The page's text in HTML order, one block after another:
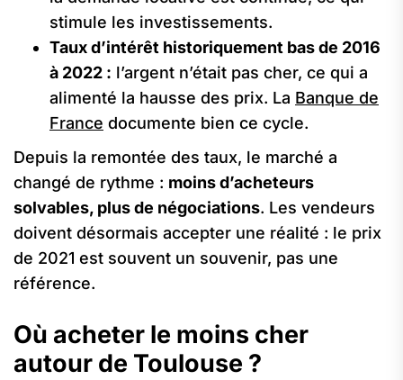
stimule les investissements.
Taux d’intérêt historiquement bas de 2016
à 2022 : l’argent n’était pas cher, ce qui a
alimenté la hausse des prix. La Banque de
France documente bien ce cycle.
Depuis la remontée des taux, le marché a
changé de rythme : moins d’acheteurs
solvables, plus de négociations. Les vendeurs
doivent désormais accepter une réalité : le prix
de 2021 est souvent un souvenir, pas une
référence.
Où acheter le moins cher
autour de Toulouse ?